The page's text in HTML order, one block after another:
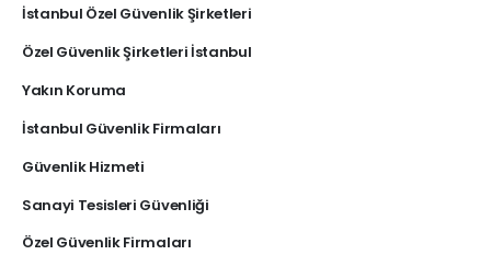
İstanbul Özel Güvenlik Şirketleri
Özel Güvenlik Şirketleri İstanbul
Yakın Koruma
İstanbul Güvenlik Firmaları
Güvenlik Hizmeti
Sanayi Tesisleri Güvenliği
Özel Güvenlik Firmaları